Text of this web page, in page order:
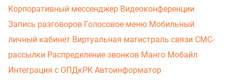
Корпоративный мессенджер Видеоконференции
Запись разговоров Голосовое меню Мобильный
личный кабинет Виртуальная магистраль связи СМС-
рассылки Распределение звонков Манго Мобайл
Интеграция с ОПДкРК Автоинформатор